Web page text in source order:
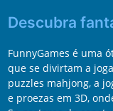
Descubra
FunnyGames é uma
que se divirtam a
puzzles mahjong, a
e proezas em 3D,